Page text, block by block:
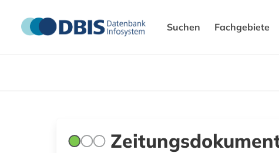
Suchen Fachgebiete